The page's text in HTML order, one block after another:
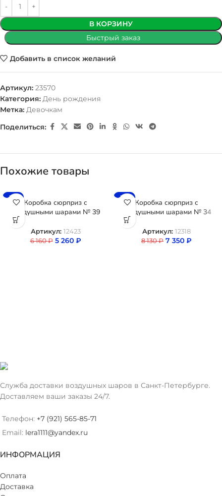
В КОРЗИНУ
Быстрый заказ
Добавить в список желаний
Артикул: 23570
Категория: День рождения
Метка: Девочкам
Поделиться:
Похожие товары
-15%
Коробка сюрприз с
воздушными шарами № 39
Артикул: 12423
6 160₽ 5 260 ₽
-10%
Коробка сюрприз с
воздушными шарами № 34
Артикул: 12318
8 130₽ 7 350 ₽
Служба доставки воздушных шаров в Санкт-Петербурге.
Доставляем ваши заказы 24/7.
Телефон: +7 (921) 565-85-71
Email: lera1111@yandex.ru
ИНФОРМАЦИЯ
Оплата
Доставка